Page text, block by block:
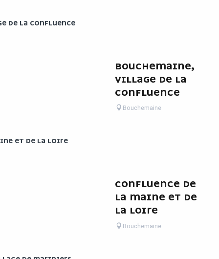
DE LA CONFLUENCE
BOUCHEMAINE,
VILLAGE DE LA
CONFLUENCE
Bouchemaine
ET DE LA LOIRE
CONFLUENCE DE
LA MAINE ET DE
LA LOIRE
Bouchemaine